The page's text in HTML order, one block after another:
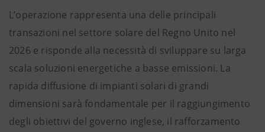
L’operazione rappresenta una delle principali
transazioni nel settore solare del Regno Unito nel
2026 e risponde alla necessità di sviluppare su larga
scala soluzioni energetiche a basse emissioni. La
rapida diffusione di impianti solari di grandi
dimensioni sarà fondamentale per il raggiungimento
degli obiettivi del governo inglese, il rafforzamento